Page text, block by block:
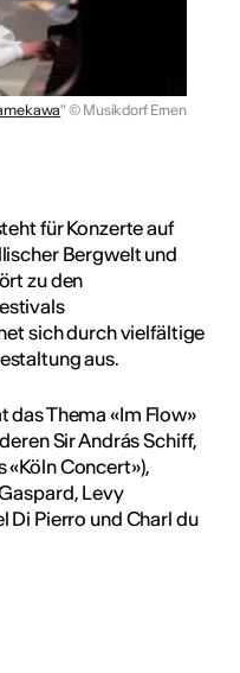
" © Musikdorf Ernen
für Konzerte auf
Bergwelt und
zu den
sich durch vielfältige
aus.
das Thema «Im Flow»
Sir András Schiff,
«Köln Concert»),
Levy
Di Pierro und Charl du